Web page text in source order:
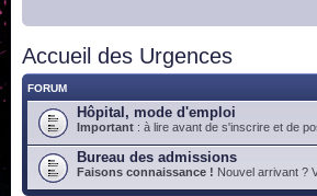
Accueil des Urgences
FORUM
Hôpital, mode d'emploi
Important : à lire avant de s'inscrire et de
Bureau des admissions
Faisons connaissance ! Nouvel arrivant ?